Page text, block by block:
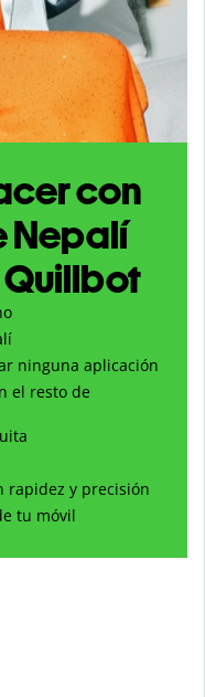
con
Nepalí
Quillbot
ninguna aplicación
el resto de
rapidez y precisión
tu móvil